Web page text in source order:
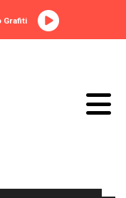
Grafiti